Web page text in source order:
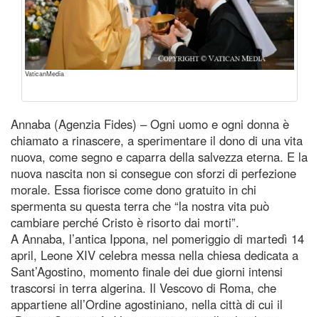
VaticanMedia
Annaba (Agenzia Fides) – Ogni uomo e ogni donna è
chiamato a rinascere, a sperimentare il dono di una vita
nuova, come segno e caparra della salvezza eterna. E la
nuova nascita non si consegue con sforzi di perfezione
morale. Essa fiorisce come dono gratuito in chi
spermenta su questa terra che “la nostra vita può
cambiare perché Cristo è risorto dai morti”.
A Annaba, l’antica Ippona, nel pomeriggio di martedì 14
april, Leone XIV celebra messa nella chiesa dedicata a
Sant’Agostino, momento finale dei due giorni intensi
trascorsi in terra algerina. Il Vescovo di Roma, che
appartiene all’Ordine agostiniano, nella città di cui il